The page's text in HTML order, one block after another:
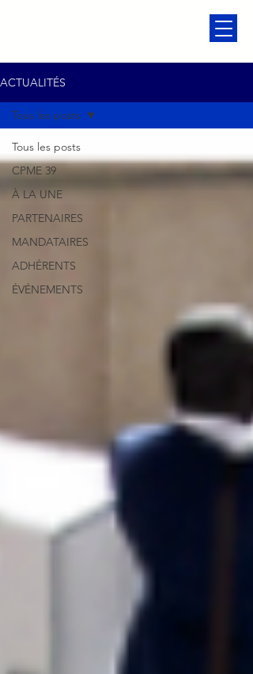
ACTUALITÉS
Tous les posts
CPME 39
À LA UNE
PARTENAIRES
MANDATAIRES
ADHÉRENTS
ÉVÉNEMENTS
Tous les posts